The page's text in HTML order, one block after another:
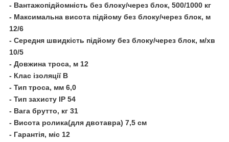
- Вантажопідйомність без блоку/через блок, 500/1000 кг
- Максимальна висота підйому без блоку/через блок, м
12/6
- Середня швидкість підйому без блоку/через блок, м/хв
10/5
- Довжина троса, м 12
- Клас ізоляції В
- Тип троса, мм 6,0
- Тип захисту IP 54
- Вага брутто, кг 31
- Висота ролика(для двотавра) 7,5 см
- Гарантія, міс 12